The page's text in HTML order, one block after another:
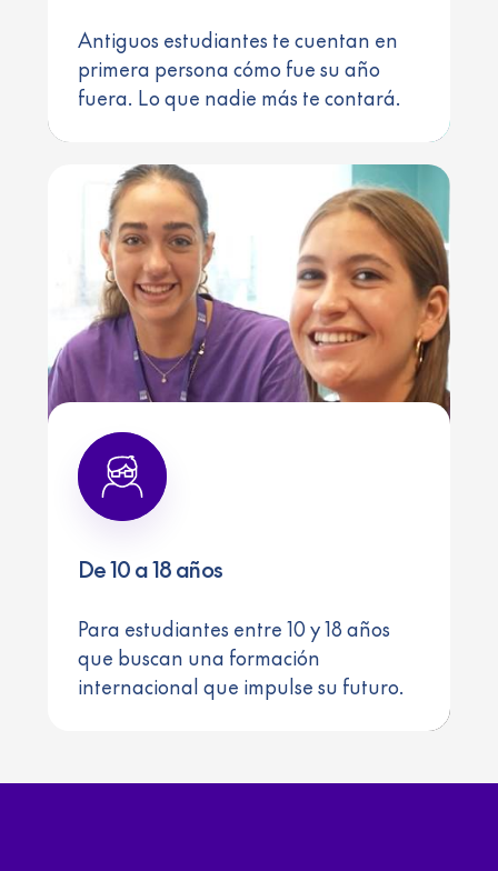
Antiguos estudiantes te cuentan en
primera persona cómo fue su año
fuera. Lo que nadie más te contará.
De 10 a 18 años
Para estudiantes entre 10 y 18 años
que buscan una formación
internacional que impulse su futuro.